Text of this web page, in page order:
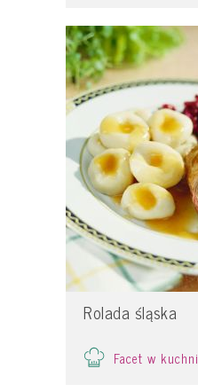
Rolada śląska
Facet w kuchni